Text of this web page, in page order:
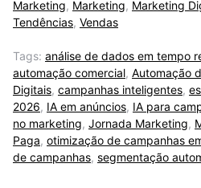
Marketing, Marketing, Marketing
Tendências, Vendas
Tags: análise de dados em tempo
automação comercial, Automação
Digitais, campanhas inteligentes,
2026, IA em anúncios, IA para
no marketing, Jornada Marketing,
Paga, otimização de campanhas
de campanhas, segmentação